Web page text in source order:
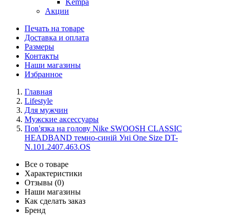
Kempa
Акции
Печать на товаре
Доставка и оплата
Размеры
Контакты
Наши магазины
Избранное
Главная
Lifestyle
Для мужчин
Мужские аксессуары
Пов'язка на голову Nike SWOOSH CLASSIC
HEADBAND темно-синій Уні One Size DT-
N.101.2407.463.OS
Все о товаре
Характеристики
Отзывы (0)
Наши магазины
Как сделать заказ
Бренд